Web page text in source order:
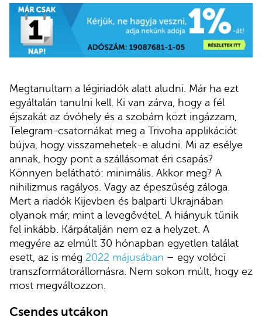
Megtanultam a légiriadók alatt aludni. Már ha ezt
egyáltalán tanulni kell. Ki van zárva, hogy a fél
éjszakát az óvóhely és a szobám közt ingázzam,
Telegram-csatornákat meg a Trivoha applikációt
bújva, hogy visszamehetek-e aludni. Mi az esélye
annak, hogy pont a szállásomat éri csapás?
Könnyen belátható: minimális. Akkor meg? A
nihilizmus ragályos. Vagy az épeszűség záloga.
Mert a riadók Kijevben és balparti Ukrajnában
olyanok már, mint a levegővétel. A hiányuk tűnik
fel inkább. Kárpátalján nem ez a helyzet. A
megyére az elmúlt 30 hónapban egyetlen találat
esett, az is még 2022 májusában – egy volóci
transzformátorállomásra. Nem sokon múlt, hogy ez
most megváltozzon.
Csendes utcákon